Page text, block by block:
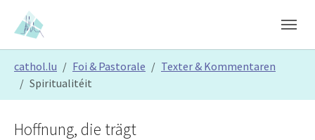
Skip to main content
Skip to page footer
cathol.lu Foi & Pastorale
Texter & Kommentaren
Spiritualitéit
Hoffnung, die trägt